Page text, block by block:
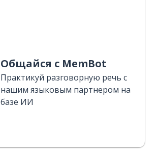
Общайся с MemBot
Практикуй разговорную речь с
нашим языковым партнером на
базе ИИ